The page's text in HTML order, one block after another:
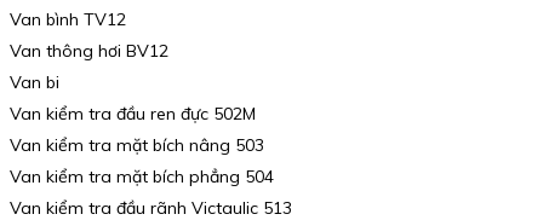
Van bình TV12
Van thông hơi BV12
Van bi
Van kiểm tra đầu ren đực 502M
Van kiểm tra mặt bích nâng 503
Van kiểm tra mặt bích phẳng 504
Van kiểm tra đầu rãnh Victaulic 513